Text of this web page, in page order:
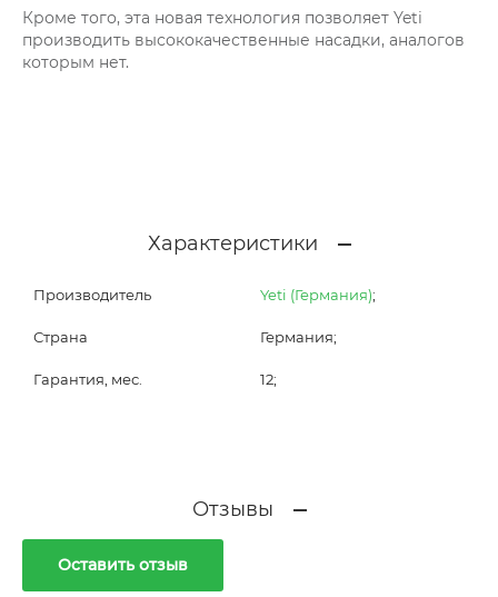
Кроме того, эта новая технология позволяет Yeti
производить высококачественные насадки, аналогов
которым нет.
Характеристики
Производитель Yeti (Германия);
Страна Германия;
Гарантия, мес. 12;
Отзывы
Оставить отзыв